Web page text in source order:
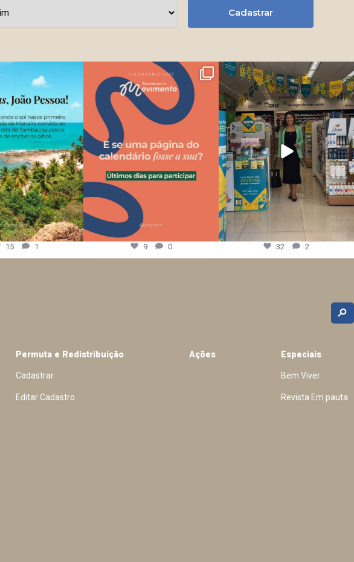
Cadastrar
15 1 9 0 32 2
Permuta e Redistribuição
Cadastrar
Editar Cadastro
Ações Especiais
Bem Viver
Revista Em pauta